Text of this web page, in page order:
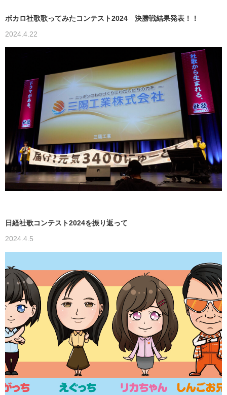
ボカロ社歌歌ってみたコンテスト2024 決勝戦結果発表！！
2024.4.22
日経社歌コンテスト2024を振り返って
2024.4.5